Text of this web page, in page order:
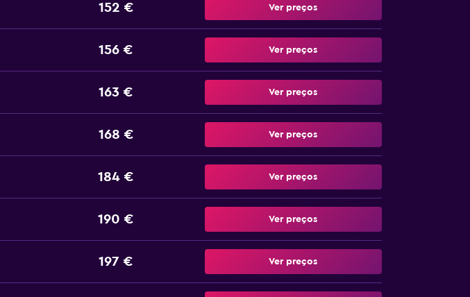
152 € Ver preços
156 € Ver preços
163 € Ver preços
168 € Ver preços
184 € Ver preços
190 € Ver preços
197 € Ver preços